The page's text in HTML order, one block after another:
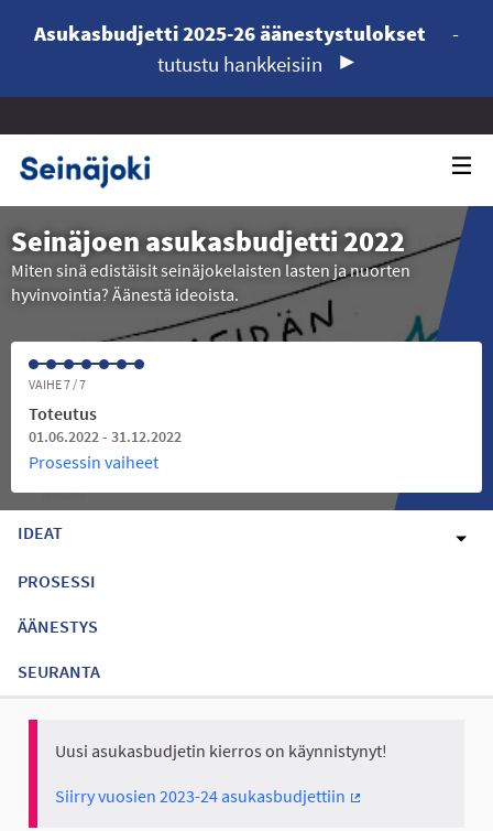
Asukasbudjetti 2025-26 äänestystulokset
-
tutustu hankkeisiin
Seinäjoen asukasbudjetti 2022
Miten sinä edistäisit seinäjokelaisten lasten ja nuorten
hyvinvointia? Äänestä ideoista.
VAIHE 7 / 7
Toteutus
01.06.2022 - 31.12.2022
Prosessin vaiheet
IDEAT
PROSESSI
ÄÄNESTYS
SEURANTA
Uusi asukasbudjetin kierros on käynnistynyt!
Siirry vuosien 2023-24 asukasbudjettiin